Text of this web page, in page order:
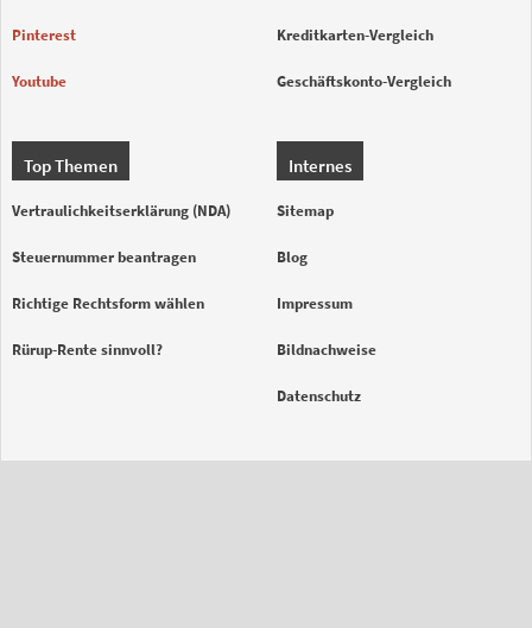
Pinterest
Youtube
Kreditkarten-Vergleich
Geschäftskonto-Vergleich
Top Themen
Vertraulichkeitserklärung (NDA)
Steuernummer beantragen
Richtige Rechtsform wählen
Rürup-Rente sinnvoll?
Internes
Sitemap
Blog
Impressum
Bildnachweise
Datenschutz